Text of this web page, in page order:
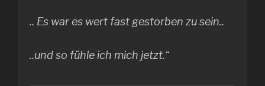
.. Es war es wert fast gestorben zu sein..
..und so fühle ich mich jetzt.“